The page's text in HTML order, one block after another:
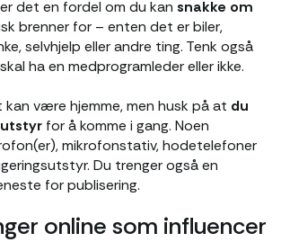
det en fordel om du kan snakke om
brenner for – enten det er biler,
selvhjelp eller andre ting. Tenk også
ha en medprogramleder eller ikke.
kan være hjemme, men husk på at du
for å komme i gang. Noen
mikrofonstativ, hodetelefoner
Du trenger også en
for publisering.
online som influencer